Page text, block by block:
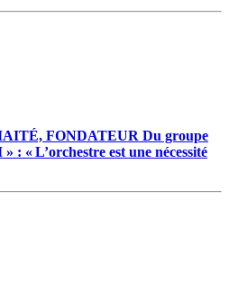
FONDATEUR Du groupe
: « L’orchestre est une nécessité